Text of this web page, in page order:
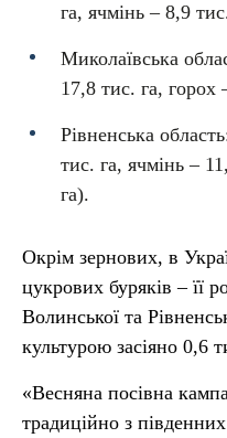
га, ячмінь – 8,9
Миколаївська
17,8 тис. га, горох
Рівненська
тис. га, ячмінь –
га).
Окрім зернових, в
цукрових буряків – її
Волинської та
культурою засіяно 0,6
«Весняна посівна
традиційно з